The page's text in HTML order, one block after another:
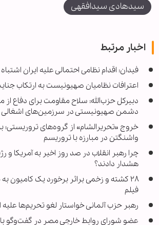
سیدهادی سیدافقهی
اخبار مرتبط
فیدان: اقدام نظامی احتمالی علیه ایران
اعترافات نظامیان صهیونیست به ارتکاب
دبیرکل حزب‌الله: سلاح مقاومت برای دفاع
دشمن صهیونیستی در سرزمین‌های اشغالی
خروج «تحریرالشام» از گروه‌های تروریستی؛
واشنگتن در مبارزه با تروریسم
چرا رهبر انقلاب در صد روز اخیر به آمریکا و
هشدار دادند؟
فیلم
رهبر حزب آلمانی خواستار لغو تحریم‌ها علیه
عضو شورای روابط خارجی مصر در گفت‌وگو با